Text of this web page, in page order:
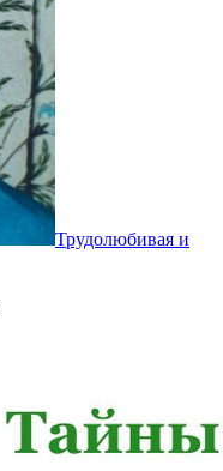
Трудолюбивая и